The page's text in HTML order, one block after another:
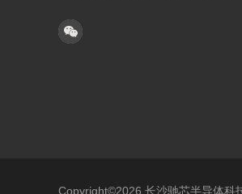
Copyright©2026 长沙驰芯半导体